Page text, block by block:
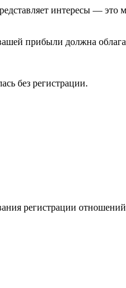
интересы — это
прибыли должна
без регистрации.
регистрации отношений